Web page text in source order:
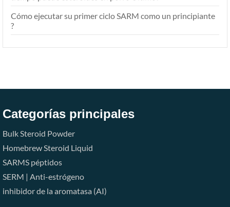
Cómo ejecutar su primer ciclo SARM como un principiante
?
Categorías principales
Bulk Steroid Powder
Homebrew Steroid Liquid
SARMS péptidos
SERM | Anti-estrógeno
inhibidor de la aromatasa (AI)